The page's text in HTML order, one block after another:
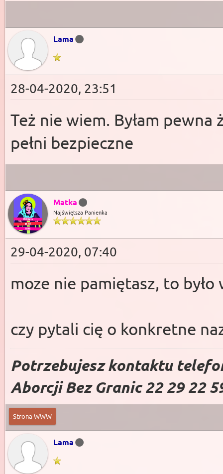
Lama
28-04-2020, 23:51
Też nie wiem. Byłam
pełni bezpieczne
Matka
Najświętsza Panienka
29-04-2020, 07:40
moze nie pamiętasz, to
czy pytali cię o konkretne
Potrzebujesz kontaktu
Aborcji Bez Granic 22 29 22
Strona WWW
Lama